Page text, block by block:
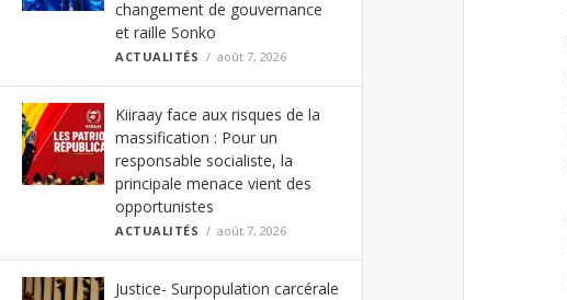
changement de gouvernance
et raille Sonko
ACTUALITÉS août 7, 2026
Kiiraay face aux risques de la
massification : Pour un
responsable socialiste, la
principale menace vient des
opportunistes
ACTUALITÉS août 7, 2026
Justice- Surpopulation carcérale